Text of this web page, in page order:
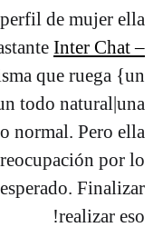
de mujer ella
Inter Chat –
que ruega {un
todo natural|una
normal. Pero ella
por lo
Finalizar
realizar eso!